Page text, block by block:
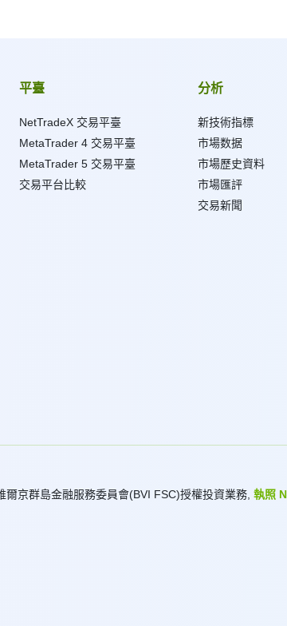
平臺
NetTradeX 交易平臺
MetaTrader 4 交易平臺
MetaTrader 5 交易平臺
交易平台比較
分析
新技術指標
市場数据
市場歷史資料
市場匯評
交易新聞
京群島金融服務委員會(BVI FSC)授權投資業務, 執照